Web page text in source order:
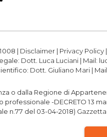
| Disclaimer | Privacy Policy |
Dott. Luca Luciani | Mail:
Dott. Giuliano Mari|
o dalla Regione di
-DECRETO 13
n.77 del 03-04-2018)